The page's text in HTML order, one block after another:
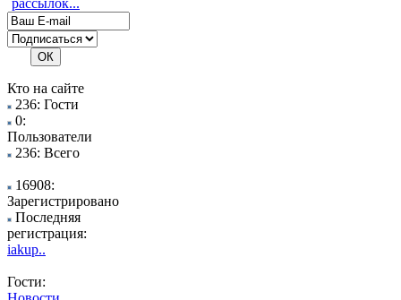
рассылок...
Кто на сайте
236: Гости
0:
Пользователи
236: Всего
16908:
Зарегистрировано
Последняя
регистрация:
iakup..
Гости: